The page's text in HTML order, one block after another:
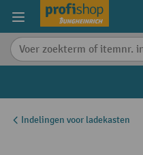
content
Indelingen voor ladekasten